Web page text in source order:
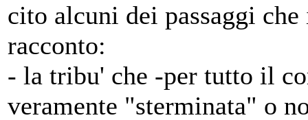
cito alcuni dei passaggi
racconto:
- la tribu' che -per tutto il
veramente "sterminata" o